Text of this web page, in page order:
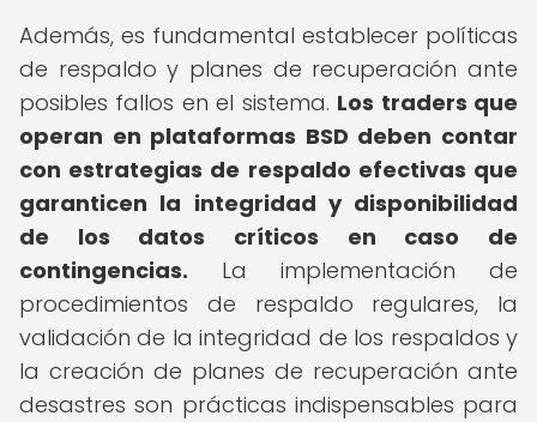
Además, es fundamental establecer políticas
de respaldo y planes de recuperación ante
posibles fallos en el sistema. Los traders que
operan en plataformas BSD deben contar
con estrategias de respaldo efectivas que
garanticen la integridad y disponibilidad
de los datos críticos en caso de
contingencias. La implementación de
procedimientos de respaldo regulares, la
validación de la integridad de los respaldos y
la creación de planes de recuperación ante
desastres son prácticas indispensables para